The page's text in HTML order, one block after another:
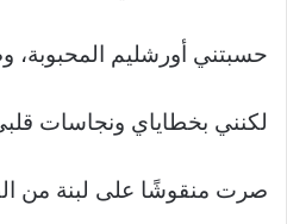
حسبتني أورشليم المحبوبة،
لكنني بخطاياي ونجاسات
صرت منقوشًا على لبنة من